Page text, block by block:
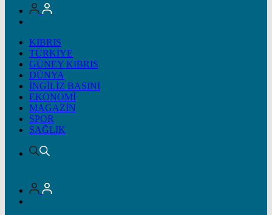
KIBRIS
TÜRKİYE
GÜNEY KIBRIS
DÜNYA
İNGİLİZ BASINI
EKONOMİ
MAGAZİN
SPOR
SAĞLIK